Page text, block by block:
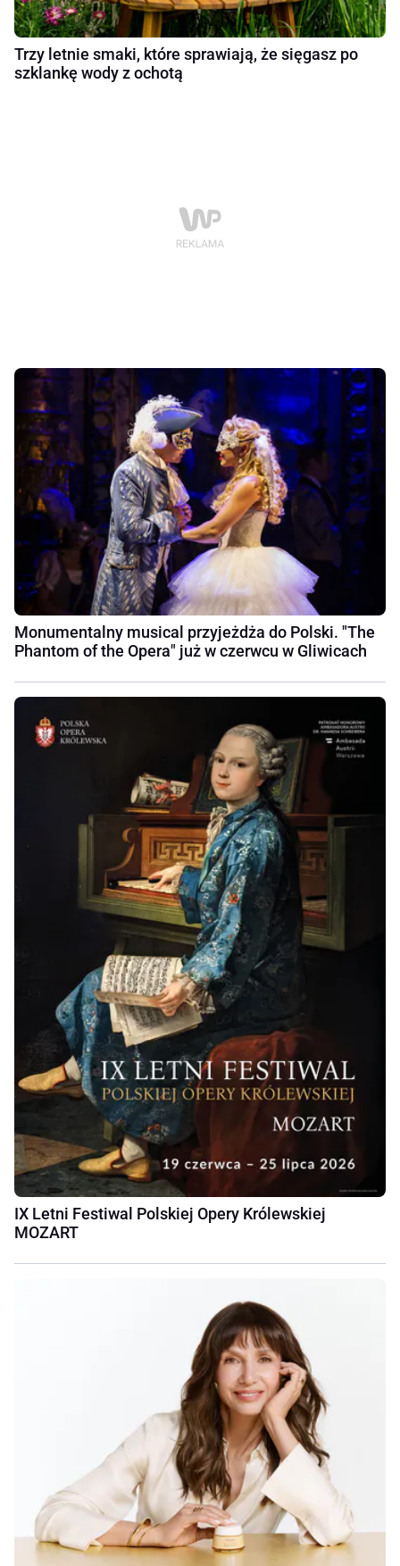
Trzy letnie smaki, które sprawiają, że sięgasz po
szklankę wody z ochotą
Monumentalny musical przyjeżdża do Polski. "The
Phantom of the Opera" już w czerwcu w Gliwicach
IX Letni Festiwal Polskiej Opery Królewskiej
MOZART